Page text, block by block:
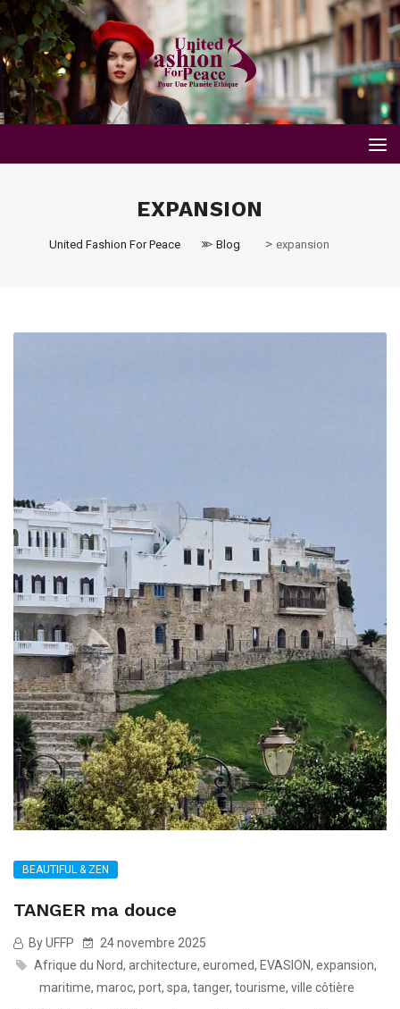
EXPANSION
United Fashion For Peace > Blog > expansion
BEAUTIFUL & ZEN
TANGER ma douce
By UFFP
24 novembre 2025
Afrique du Nord, architecture, euromed, EVASION, expansion,
maritime, maroc, port, spa, tanger, tourisme, ville côtière